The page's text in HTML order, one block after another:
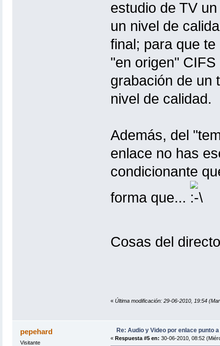
estudio de TV
un nivel de
final; para que
"en origen"
grabación de un
nivel de calidad.
Además, del
enlace no has
condicionante
forma que...
Cosas del
« Última modificación: 29-06-2010, 19:54
pepehard
Visitante
Re: Audio y Video por enlace punto
« Respuesta #5 en: 30-06-2010, 08:52